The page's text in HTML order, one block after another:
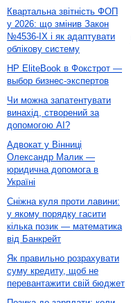
Квартальна звітність ФОП
у 2026: що змінив Закон
№4536-IX і як адаптувати
облікову систему
HP EliteBook в Фокстрот —
выбор бизнес-экспертов
Чи можна запатентувати
винахід, створений за
допомогою AI?
Адвокат у Вінниці
Олександр Малик —
юридична допомога в
Україні
Сніжна куля проти лавини:
у якому порядку гасити
кілька позик — математика
від Банкрейт
Як правильно розрахувати
суму кредиту, щоб не
перевантажити свій бюджет